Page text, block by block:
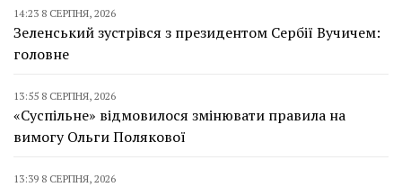
14:23 8 СЕРПНЯ, 2026
Зеленський зустрівся з президентом Сербії Вучичем:
головне
13:55 8 СЕРПНЯ, 2026
«Суспільне» відмовилося змінювати правила на
вимогу Ольги Полякової
13:39 8 СЕРПНЯ, 2026